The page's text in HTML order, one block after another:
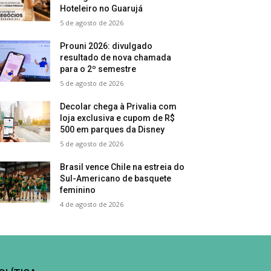
Hoteleiro no Guarujá
5 de agosto de 2026
Prouni 2026: divulgado
resultado de nova chamada
para o 2º semestre
5 de agosto de 2026
Decolar chega à Privalia com
loja exclusiva e cupom de R$
500 em parques da Disney
5 de agosto de 2026
Brasil vence Chile na estreia do
Sul-Americano de basquete
feminino
4 de agosto de 2026